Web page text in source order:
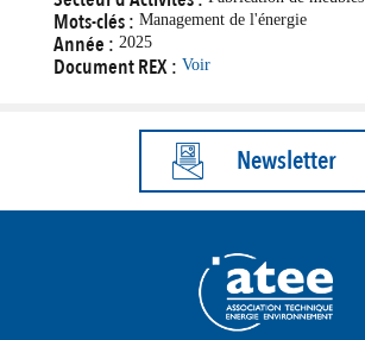
Mots-clés : Management de l'énergie
Année : 2025
Document REX : Voir
Newsletter